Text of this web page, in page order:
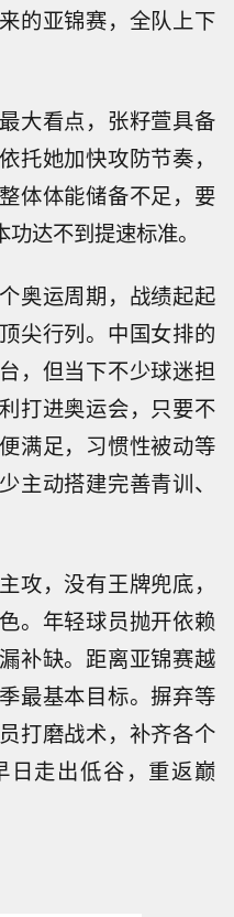
的亚锦赛，全队上下
大看点，张籽萱具备
托她加快攻防节奏，
体体能储备不足，要
达不到提速标准。
奥运周期，战绩起起
尖行列。中国女排的
，但当下不少球迷担
打进奥运会，只要不
满足，习惯性被动等
主动搭建完善青训、
攻，没有王牌兜底，
。年轻球员抛开依赖
补缺。距离亚锦赛越
最基本目标。摒弃等
打磨战术，补齐各个
日走出低谷，重返巅